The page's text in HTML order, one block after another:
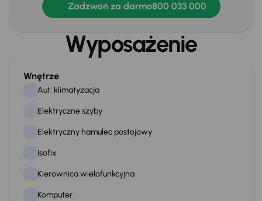
Zadzwoń za darmo800 033 000
Wyposażenie
Wnętrze
Aut. klimatyzacja
Elektryczne szyby
Elektryczny hamulec postojowy
Isofix
Kierownica wielofunkcyjna
Komputer